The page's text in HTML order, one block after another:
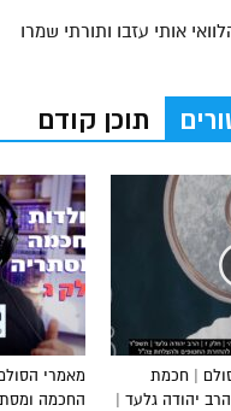
אותי עזבו ותורתי שמרו
תוכן קודם
מאמרי
החכמה
| חכמת
יהודה גלעד |